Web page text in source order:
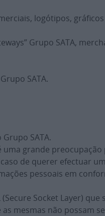
logótipos,
Grupo SATA,
SATA.
SATA.
grande
de querer efectuar
pessoais em
Socket Layer)
mesmas não possam